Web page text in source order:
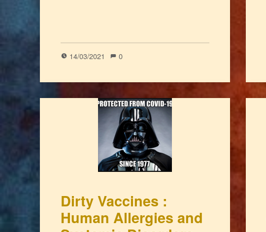
14/03/2021 0
Dirty Vaccines :
Human Allergies and